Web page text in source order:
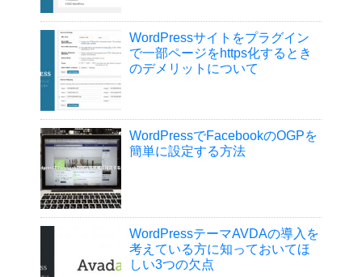
WordPressサイトをプラグイン
で一部ページをhttps化するとき
のデメリットについて
WordPressでFacebookのOGPを
簡単に設定する方法
WordPressテーマAVDAの導入を
考えている方に知っておいてほ
しい3つの欠点